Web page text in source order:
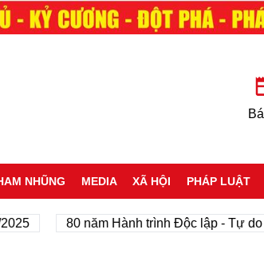
NHŨNG MEDIA XÃ HỘI PHÁP LUẬT
80 năm Hành trình Độc lập - Tự do -